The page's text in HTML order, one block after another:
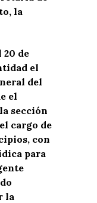
la
20 de
el
del
el
sección
cargo de
con
para
la